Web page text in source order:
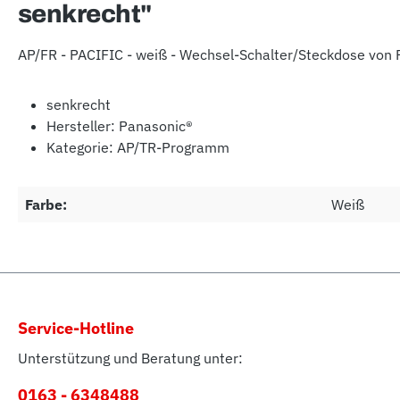
senkrecht"
AP/FR - PACIFIC - weiß - Wechsel-Schalter/Steckdose von
senkrecht
Hersteller: Panasonic®
Kategorie: AP/TR-Programm
Farbe: Weiß
Service-Hotline
Unterstützung und Beratung unter:
0163 - 6348488